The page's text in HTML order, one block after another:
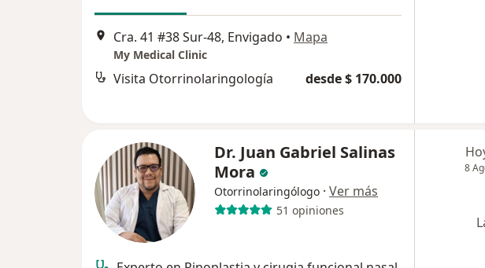
Cra. 41 #38 Sur-48, Envigado • Mapa
My Medical Clinic
Visita Otorrinolaringología desde $ 170.000
Dr. Juan Gabriel Salinas
Mora
Otorrinolaringólogo · Ver más
51 opiniones
8